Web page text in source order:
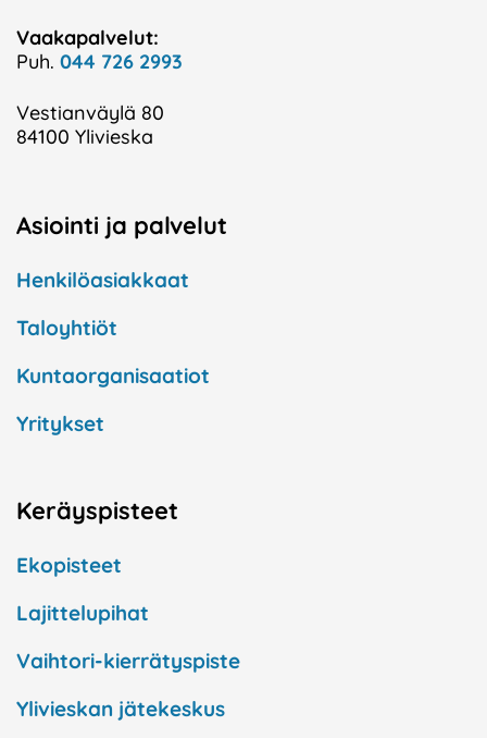
Vaakapalvelut:
Puh. 044 726 2993
Vestianväylä 80
84100 Ylivieska
Asiointi ja palvelut
Henkilöasiakkaat
Taloyhtiöt
Kuntaorganisaatiot
Yritykset
Keräyspisteet
Ekopisteet
Lajittelupihat
Vaihtori-kierrätyspiste
Ylivieskan jätekeskus